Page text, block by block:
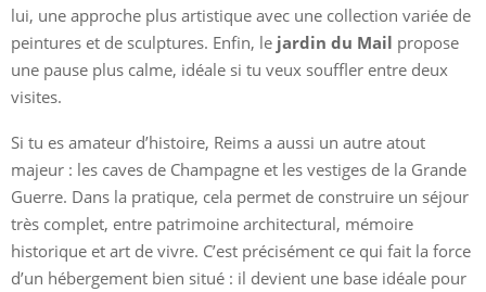
lui, une approche plus artistique avec une collection variée de
peintures et de sculptures. Enfin, le jardin du Mail propose
une pause plus calme, idéale si tu veux souffler entre deux
visites.
Si tu es amateur d’histoire, Reims a aussi un autre atout
majeur : les caves de Champagne et les vestiges de la Grande
Guerre. Dans la pratique, cela permet de construire un séjour
très complet, entre patrimoine architectural, mémoire
historique et art de vivre. C’est précisément ce qui fait la force
d’un hébergement bien situé : il devient une base idéale pour